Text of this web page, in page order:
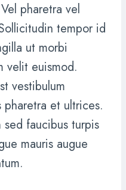
pharetra vel
tempor id
ut morbi
velit euismod.
vestibulum
pharetra et ultrices.
faucibus turpis
mauris augue